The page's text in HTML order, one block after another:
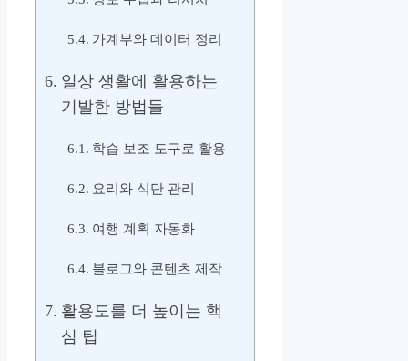
가계부와 데이터 정리
일상 생활에 활용하는
기발한 방법들
학습 보조 도구로 활용
요리와 식단 관리
여행 계획 자동화
블로그와 콘텐츠 제작
활용도를 더 높이는 핵
심 팁